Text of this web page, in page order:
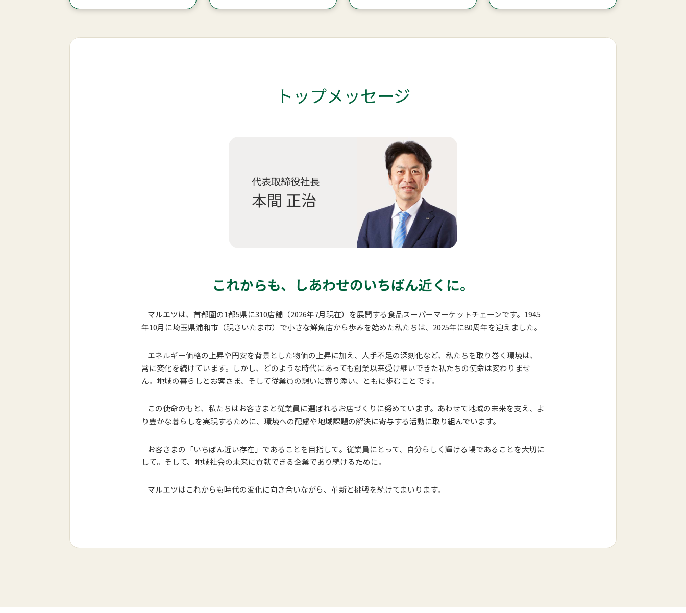
トップメッセージ
代表取締役社長
本間 正治
これからも、 しあわせのいちばん近くに。
マルエツは、首都圏の1都5県に310店舗（2026年7月現在）を展開する食品スーパーマーケットチェーンです。1945
年10月に埼玉県浦和市（現さいたま市）で小さな鮮魚店から歩みを始めた私たちは、2025年に80周年を迎えました。
エネルギー価格の上昇や円安を背景とした物価の上昇に加え、人手不足の深刻化など、私たちを取り巻く環境は、
常に変化を続けています。しかし、どのような時代にあっても創業以来受け継いできた私たちの使命は変わりませ
ん。地域の暮らしとお客さま、そして従業員の想いに寄り添い、ともに歩むことです。
この使命のもと、私たちはお客さまと従業員に選ばれるお店づくりに努めています。あわせて地域の未来を支え、よ
り豊かな暮らしを実現するために、環境への配慮や地域課題の解決に寄与する活動に取り組んでいます。
お客さまの「いちばん近い存在」であることを目指して。従業員にとって、自分らしく輝ける場であることを大切に
して。そして、地域社会の未来に貢献できる企業であり続けるために。
マルエツはこれからも時代の変化に向き合いながら、革新と挑戦を続けてまいります。